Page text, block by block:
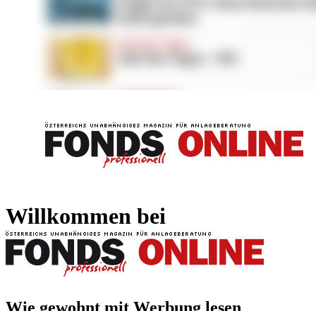
Willkommen bei